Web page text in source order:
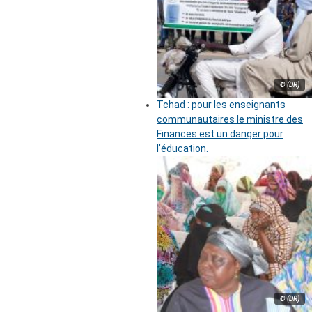
© (DR)
Tchad : pour les enseignants
communautaires le ministre des
Finances est un danger pour
l’éducation.
© (DR)